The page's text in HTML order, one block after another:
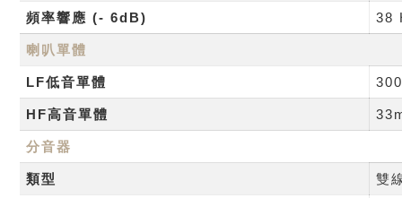
頻率響應 (- 6dB) 38
喇叭單體
LF低音單體
HF高音單體
分音器
類型 雙